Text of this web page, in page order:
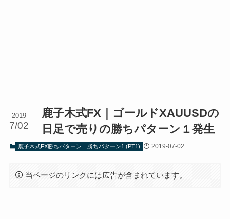
鹿子木式FX｜ゴールドXAUUSDの
日足で売りの勝ちパターン１発生
2019
7/02
鹿子木式FX勝ちパターン 勝ちパターン1 (PT1) 2019-07-02
当ページのリンクには広告が含まれています。